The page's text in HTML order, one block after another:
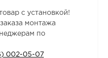
с установкой!
монтажа
по
002-05-07